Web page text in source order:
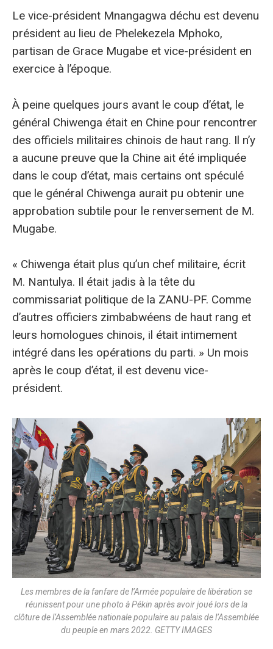
Le vice-président Mnangagwa déchu est devenu
président au lieu de Phelekezela Mphoko,
partisan de Grace Mugabe et vice-président en
exercice à l’époque.
À peine quelques jours avant le coup d’état, le
général Chiwenga était en Chine pour rencontrer
des officiels militaires chinois de haut rang. Il n’y
a aucune preuve que la Chine ait été impliquée
dans le coup d’état, mais certains ont spéculé
que le général Chiwenga aurait pu obtenir une
approbation subtile pour le renversement de M.
Mugabe.
« Chiwenga était plus qu’un chef militaire, écrit
M. Nantulya. Il était jadis à la tête du
commissariat politique de la ZANU-PF. Comme
d’autres officiers zimbabwéens de haut rang et
leurs homologues chinois, il était intimement
intégré dans les opérations du parti. » Un mois
après le coup d’état, il est devenu vice-
président.
Les membres de la fanfare de l’Armée populaire de libération se
réunissent pour une photo à Pékin après avoir joué lors de la
clôture de l’Assemblée nationale populaire au palais de l’Assemblée
du peuple en mars 2022. GETTY IMAGES